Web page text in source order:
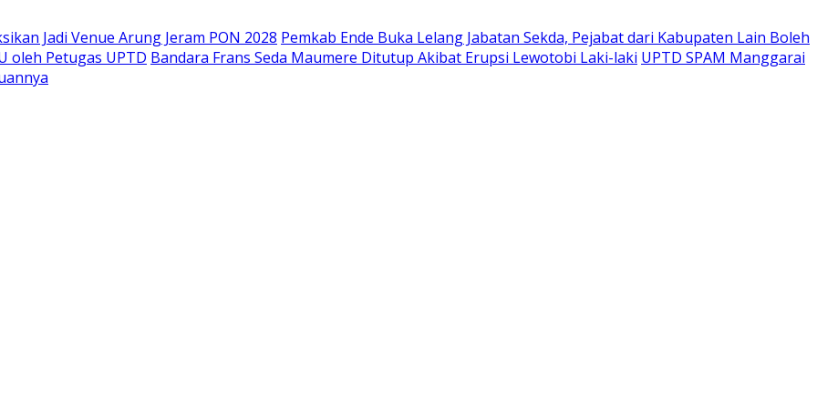
Jadi Venue Arung Jeram PON 2028 Pemkab Ende Buka Lelang Jabatan Sekda, Pejabat dari Kabupaten Lain Boleh
oleh Petugas UPTD Bandara Frans Seda Maumere Ditutup Akibat Erupsi Lewotobi Laki-laki UPTD SPAM Manggarai